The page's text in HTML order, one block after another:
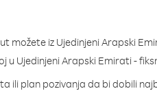
možete iz Ujedinjeni Arapski
u Ujedinjeni Arapski Emirati -
ili plan pozivanja da bi dobili